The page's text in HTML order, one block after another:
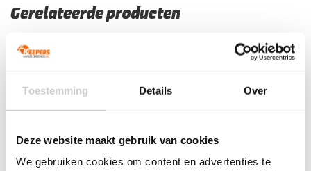
Toestemming Details Over
Deze website maakt gebruik van cookies
We gebruiken cookies om content en advertenties te
Gerelateerde producten